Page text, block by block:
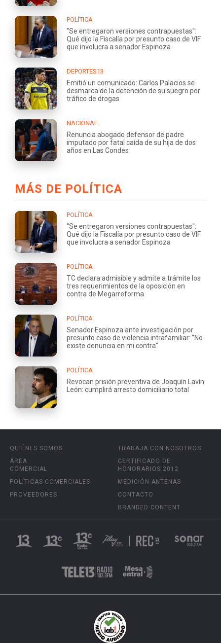
POLÍTICA
"Se entregaron versiones contrapuestas":
Qué dijo la Fiscalía por presunto caso de VIF
que involucra a senador Espinoza
DEPORTES13
Emitió un comunicado: Carlos Palacios se
desmarca de la detención de su suegro por
tráfico de drogas
NACIONAL
Renuncia abogado defensor de padre
imputado por fatal caída de su hija de dos
años en Las Condes
MÁS DE POLÍTICA
POLÍTICA
"Se entregaron versiones contrapuestas":
Qué dijo la Fiscalía por presunto caso de VIF
que involucra a senador Espinoza
POLÍTICA
TC declara admisible y admite a trámite los
tres requerimientos de la oposición en
contra de Megarreforma
POLÍTICA
Senador Espinoza ante investigación por
presunto caso de violencia intrafamiliar: "No
existe denuncia en mi contra"
POLÍTICA
Revocan prisión preventiva de Joaquín Lavín
León: cumplirá arresto domiciliario total
QUIÉNES SOMOS
ÁREA
COMERCIAL
POLÍTICAS COMERCIALES
PROVEEDORES
TRABAJA CON NOSOTROS
CERTIFICADO DE
HONORARIOS 2012
MEDICIÓN ANTENAS
CONTACTO
BRANDED CONTENT